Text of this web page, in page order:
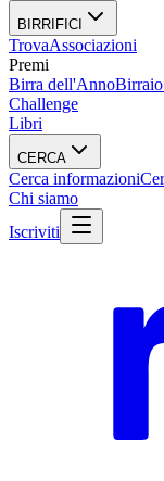
BIRRIFICI
TrovaAssociazioni
Premi
Birra dell'Anno
Challenge
Libri
CERCA
Cerca informazioni
Chi siamo
Iscriviti